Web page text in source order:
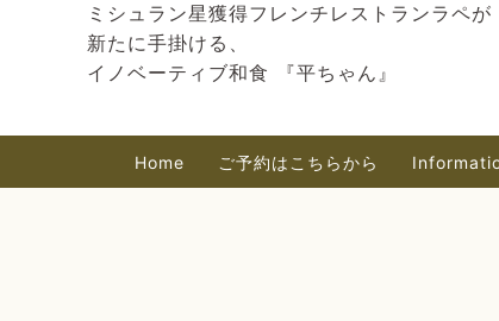
ミシュラン星獲得フレンチレストランラペが
新たに手掛ける、
イノベーティブ和食 『平ちゃん』
Home ご予約はこちらから